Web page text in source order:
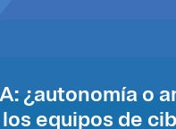
¿autonomía o
equipos de